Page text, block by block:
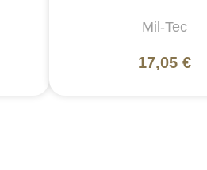
Mil-Tec
17,05 €